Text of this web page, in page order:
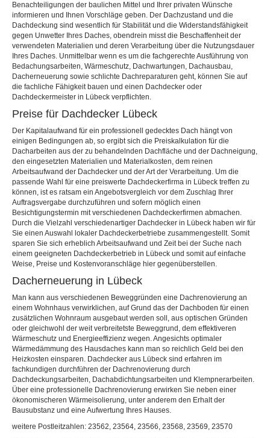
Benachteiligungen der baulichen Mittel und Ihrer privaten Wünsche
informieren und Ihnen Vorschläge geben. Der Dachzustand und die
Dachdeckung sind wesentlich für Stabilität und die Widerstandsfähigkeit
gegen Unwetter Ihres Daches, obendrein misst die Beschaffenheit der
verwendeten Materialien und deren Verarbeitung über die Nutzungsdauer
Ihres Daches. Unmittelbar wenn es um die fachgerechte Ausführung von
Bedachungsarbeiten, Wärmeschutz, Dachwartungen, Dachausbau,
Dacherneuerung sowie schlichte Dachreparaturen geht, können Sie auf
die fachliche Fähigkeit bauen und einen Dachdecker oder
Dachdeckermeister in Lübeck verpflichten.
Preise für Dachdecker Lübeck
Der Kapitalaufwand für ein professionell gedecktes Dach hängt von
einigen Bedingungen ab, so ergibt sich die Preiskalkulation für die
Dacharbeiten aus der zu behandelnden Dachfläche und der Dachneigung,
den eingesetzten Materialien und Materialkosten, dem reinen
Arbeitsaufwand der Dachdecker und der Art der Verarbeitung. Um die
passende Wahl für eine preiswerte Dachdeckerfirma in Lübeck treffen zu
können, ist es ratsam ein Angebotsvergleich vor dem Zuschlag Ihrer
Auftragsvergabe durchzuführen und sofern möglich einen
Besichtigungstermin mit verschiedenen Dachdeckerfirmen abmachen.
Durch die Vielzahl verschiedenartiger Dachdecker in Lübeck haben wir für
Sie einen Auswahl lokaler Dachdeckerbetriebe zusammengestellt. Somit
sparen Sie sich erheblich Arbeitsaufwand und Zeit bei der Suche nach
einem geeigneten Dachdeckerbetrieb in Lübeck und somit auf einfache
Weise, Preise und Kostenvoranschläge hier gegenüberstellen.
Dacherneuerung in Lübeck
Man kann aus verschiedenen Beweggründen eine Dachrenovierung an
einem Wohnhaus verwirklichen, auf Grund das der Dachboden für einen
zusätzlichen Wohnraum ausgebaut werden soll, aus optischen Gründen
oder gleichwohl der weit verbreitetste Beweggrund, dem effektiveren
Wärmeschutz und Energieeffizienz wegen. Angesichts optimaler
Wärmedämmung des Hausdaches kann man so reichlich Geld bei den
Heizkosten einsparen. Dachdecker aus Lübeck sind erfahren im
fachkundigen durchführen der Dachrenovierung durch
Dachdeckungsarbeiten, Dachabdichtungsarbeiten und Klempnerarbeiten.
Über eine professionelle Dachrenovierung erwirken Sie neben einer
ökonomischeren Wärmeisolierung, unter anderem den Erhalt der
Bausubstanz und eine Aufwertung Ihres Hauses.
weitere Postleitzahlen: 23562, 23564, 23566, 23568, 23569, 23570